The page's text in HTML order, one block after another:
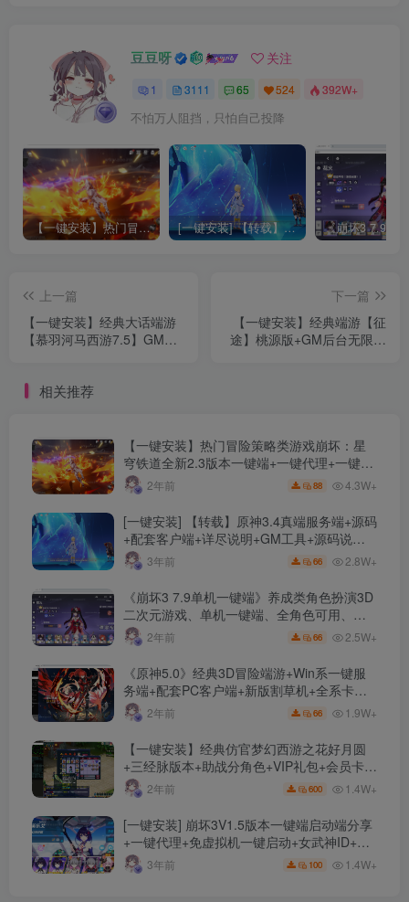
豆豆呀 关注
1 3111 65 524 392W+
不怕万人阻挡，只怕自己投降
【一键安装】热门冒险策略类游戏崩坏：星穹铁道全新2.3版本一键端+一键代理+一键启动+免虚拟机 [一键安装] 【转载】原神3.4真端服务端+源码+配套客户端+详尽说明+GM工具+源码说明文件
上一篇
【一键安装】经典大话端游
【慕羽河马西游7.5】GM工
下一篇
【一键安装】经典端游【征
途】桃源版+GM后台无限金
相关推荐
【一键安装】热门冒险策略类游戏崩坏：星
穹铁道全新2.3版本一键端+一键代理+一键启
动+免虚拟机
2年前 88 4.3W+
[一键安装] 【转载】原神3.4真端服务端+源码
+配套客户端+详尽说明+GM工具+源码说明
文件3年前 66 2.8W+
《崩坏3 7.9单机一键端》养成类角色扮演3D
二次元游戏、单机一键端、全角色可用、无
限资源、附带保姆级安装教程
2年前 66 2.5W+
《原神5.0》经典3D冒险端游+Win系一键服
务端+配套PC客户端+新版割草机+全系卡池
文件2年前 66 1.9W+
【一键安装】经典仿官梦幻西游之花好月圆
+三经脉版本+助战分角色+VIP礼包+会员卡
+剧情活动+视频搭建及其他修改资料
2年前 600 1.4W+
[一键安装] 崩坏3V1.5版本一键端启动端分享
+一键代理+免虚拟机一键启动+女武神ID+详
细指令+极简一键修改
3年前 100 1.4W+